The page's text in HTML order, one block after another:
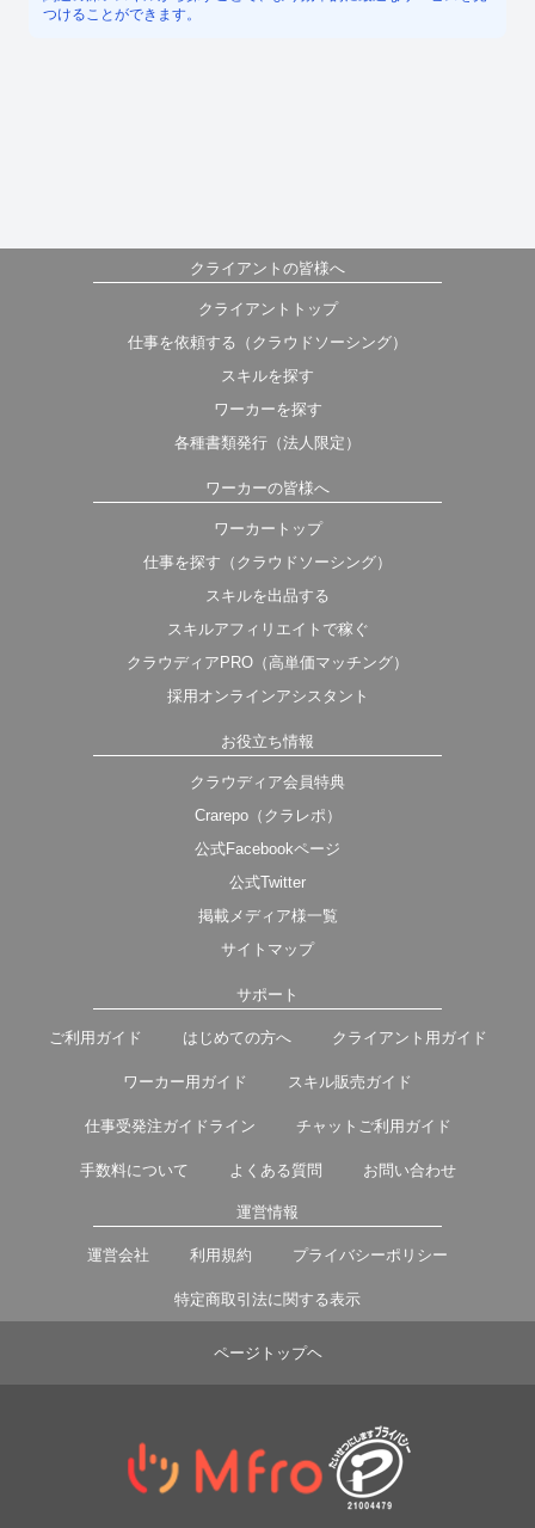
つけることができます。
クライアントの皆様へ
クライアントトップ
仕事を依頼する（クラウドソーシング）
スキルを探す
ワーカーを探す
各種書類発行（法人限定）
ワーカーの皆様へ
ワーカートップ
仕事を探す（クラウドソーシング）
スキルを出品する
スキルアフィリエイトで稼ぐ
クラウディアPRO（高単価マッチング）
採用オンラインアシスタント
お役立ち情報
クラウディア会員特典
Crarepo（クラレポ）
公式Facebookページ
公式Twitter
掲載メディア様一覧
サイトマップ
サポート
ご利用ガイド はじめての方へ クライアント用ガイド
ワーカー用ガイド スキル販売ガイド
仕事受発注ガイドライン チャットご利用ガイド
手数料について よくある質問 お問い合わせ
運営情報
運営会社 利用規約 プライバシーポリシー
特定商取引法に関する表示
ページトップヘ